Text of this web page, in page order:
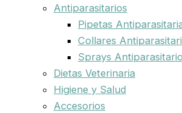
Antiparasitarios
Pipetas
Collares
Sprays
Dietas Veterinaria
Higiene y Salud
Accesorios